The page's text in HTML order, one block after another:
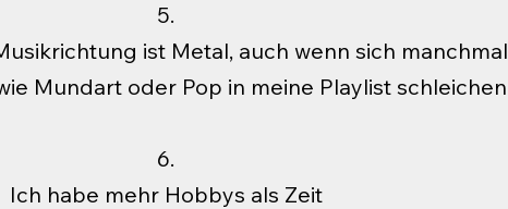
5.
ist Metal, auch wenn sich manchmal
Mundart oder Pop in meine Playlist schleichen
6.
Ich habe mehr Hobbys als Zeit